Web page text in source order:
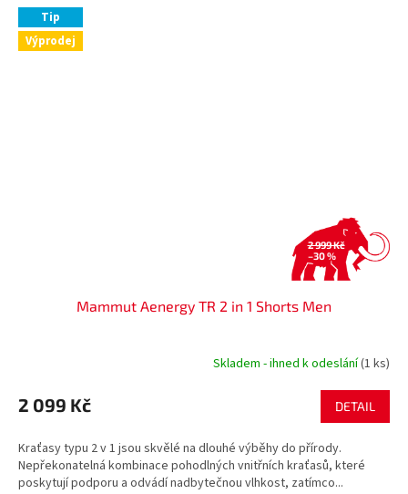
Tip
Výprodej
2 999 Kč
–30 %
Mammut Aenergy TR 2 in 1 Shorts Men
Skladem - ihned k odeslání(1 ks)
2 099 Kč DETAIL
Kraťasy typu 2 v 1 jsou skvělé na dlouhé výběhy do přírody.
Nepřekonatelná kombinace pohodlných vnitřních kraťasů, které
poskytují podporu a odvádí nadbytečnou vlhkost, zatímco...